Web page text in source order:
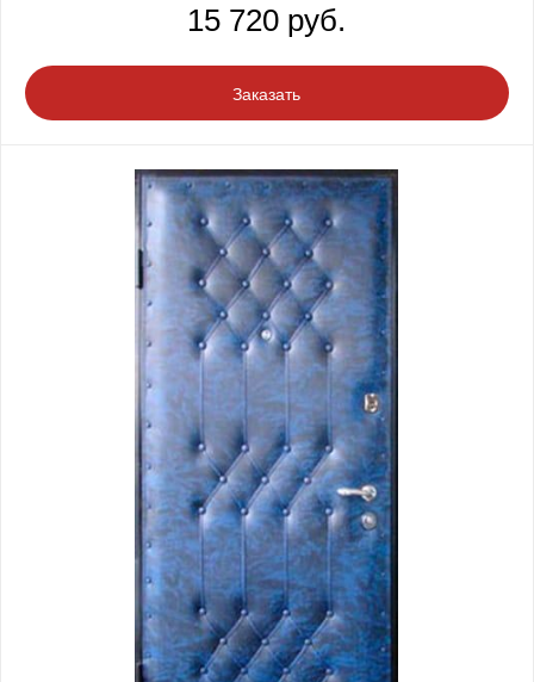
15 720 руб.
Заказать